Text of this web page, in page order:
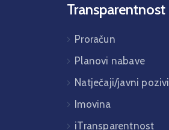
Transparentnost
Proračun
Planovi nabave
Natječaji/javni pozivi
Imovina
iTransparentnost